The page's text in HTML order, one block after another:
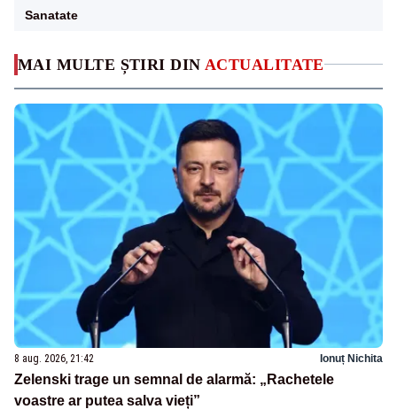
MAI MULTE ȘTIRI DIN ACTUALITATE
8 aug. 2026, 21:42 Ionuț Nichita
Zelenski trage un semnal de alarmă: „Rachetele
voastre ar putea salva vieți”
Sanatate